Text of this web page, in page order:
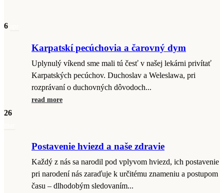
6
Karpatskí pecúchovia a čarovný dym
Uplynulý víkend sme mali tú česť v našej lekárni privítať
Karpatských pecúchov. Duchoslav a Weleslawa, pri
rozprávaní o duchovných dôvodoch...
read more
26
Postavenie hviezd a naše zdravie
Každý z nás sa narodil pod vplyvom hviezd, ich postavenie
pri narodení nás zaraďuje k určitému znameniu a postupom
času – dlhodobým sledovaním...